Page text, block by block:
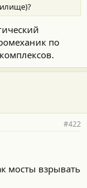
по
#422
мосты взрывать